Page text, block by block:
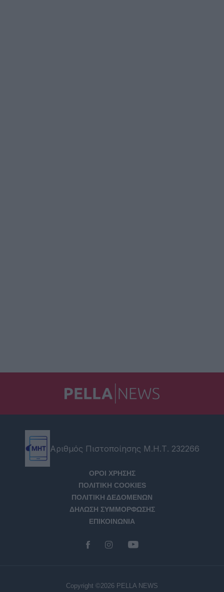
Αριθμός Πιστοποίησης Μ.Η.Τ. 232266
ΟΡΟΙ ΧΡΗΣΗΣ
ΠΟΛΙΤΙΚΗ COOKIES
ΠΟΛΙΤΙΚΗ ΔΕΔΟΜΕΝΩΝ
ΔΗΛΩΣΗ ΣΥΜΜΟΡΦΩΣΗΣ
ΕΠΙΚΟΙΝΩΝΙΑ
Copyright ©2026 PELLA NEWS